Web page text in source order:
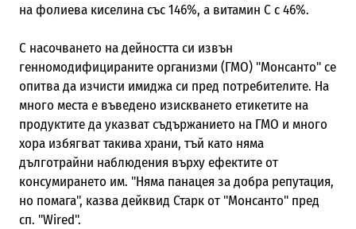
на фолиева киселина със 146%, а витамин С с 46%.
С насочването на дейността си извън
генномодифицираните организми (ГМО) "Монсанто" се
опитва да изчисти имиджа си пред потребителите. На
много места е въведено изискването етикетите на
продуктите да указват съдържанието на ГМО и много
хора избягват такива храни, тъй като няма
дълготрайни наблюдения върху ефектите от
консумирането им. "Няма панацея за добра репутация,
но помага", казва дейквид Старк от "Монсанто" пред
сп. "Wired".